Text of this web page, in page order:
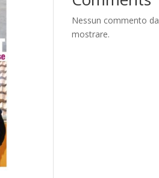
Nessun commento da
mostrare.